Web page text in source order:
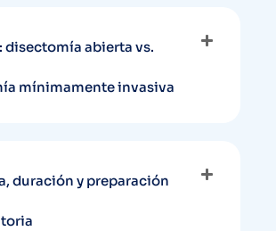
disectomía abierta vs.
mínimamente invasiva
duración y preparación